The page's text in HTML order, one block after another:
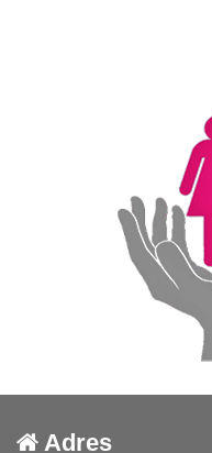
Adres